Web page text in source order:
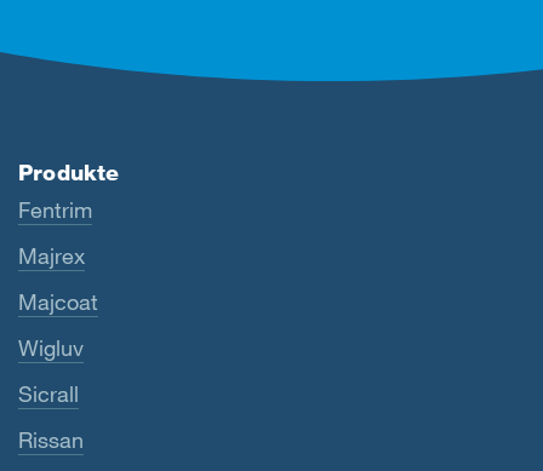
Produkte
Fentrim
Majrex
Majcoat
Wigluv
Sicrall
Rissan